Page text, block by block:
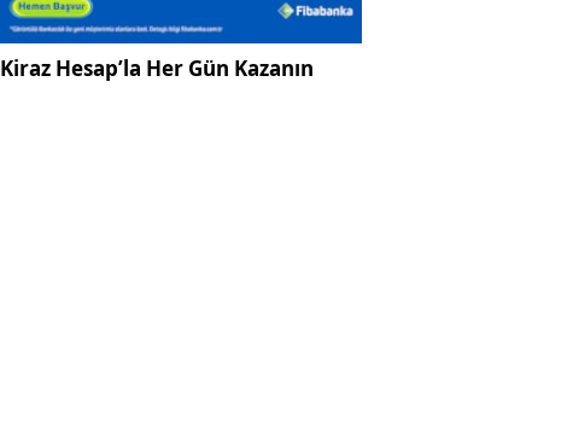
Kiraz Hesap’la Her Gün Kazanın